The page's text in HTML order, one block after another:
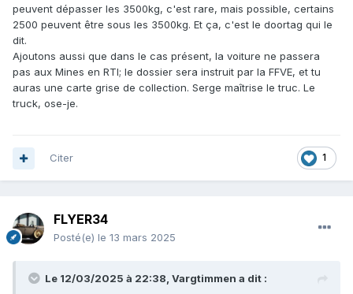
peuvent dépasser les 3500kg, c'est rare, mais possible, certains
2500 peuvent être sous les 3500kg. Et ça, c'est le doortag qui le
dit.
Ajoutons aussi que dans le cas présent, la voiture ne passera
pas aux Mines en RTI; le dossier sera instruit par la FFVE, et tu
auras une carte grise de collection. Serge maîtrise le truc. Le
truck, ose-je.
1
Citer
FLYER34
Posté(e) le 13 mars 2025
Le 12/03/2025 à 22:38, Vargtimmen a dit :